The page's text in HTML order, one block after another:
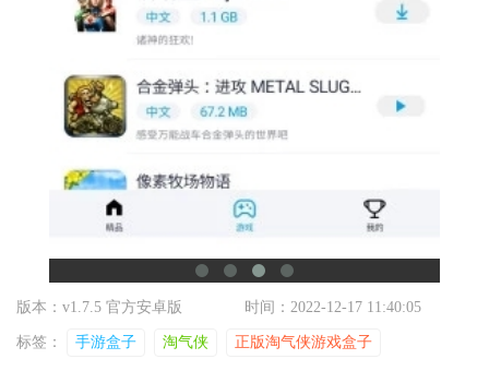
版本：v1.7.5 官方安卓版 时间：2022-12-17 11:40:05
标签： 手游盒子 淘气侠 正版淘气侠游戏盒子